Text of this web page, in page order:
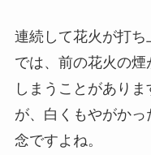
連続して花火が打
では、前の花火の
しまうことがあり
が、白くもやがか
念ですよね。